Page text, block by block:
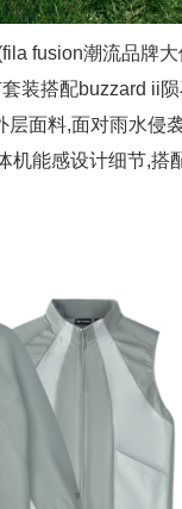
fusion潮流品牌
装搭配buzzard ii
面料,面对雨水侵
机能感设计细节,